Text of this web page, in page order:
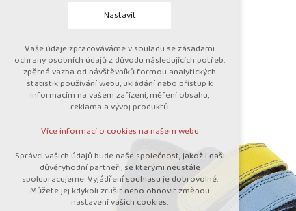
Nastavit
Technická cookies
nutná pro provozování webu
udržení kontextu stránek (session):
případná přihlášení, volby jazyka, apod.
návštěvnosti
marketingová cookies (Google)
Více informací o cookies na našem webu
Vaše údaje zpracováváme v souladu se zásadami
ochrany osobních údajů z důvodu následujících potřeb:
zpětná vazba od návštěvníků formou analytických
statistik používání webu, ukládání nebo přístup k
informacím na vašem zařízení, měření obsahu,
reklama a vývoj produktů.
Více informací o cookies na našem webu
Správci vašich údajů bude naše společnost, jakož i naši
důvěryhodní partneři, se kterými neustále
spolupracujeme. Vyjádření souhlasu je dobrovolné.
Můžete jej kdykoli zrušit nebo obnovit změnou
nastavení vašich cookies.